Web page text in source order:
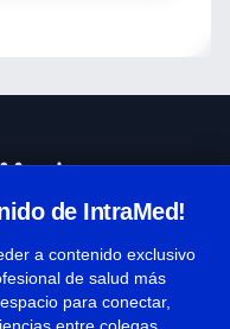
de IntraMed!
a contenido exclusivo
de salud más
para conectar,